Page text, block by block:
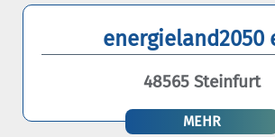
energieland2050
48565 Steinfurt
MEHR